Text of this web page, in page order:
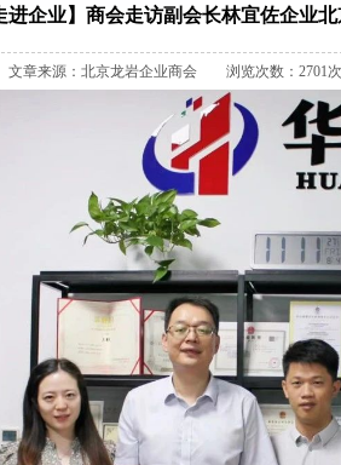
进企业】商会走访副会长林宜佐企业
文章来源：北京龙岩企业商会 浏览次数：2701